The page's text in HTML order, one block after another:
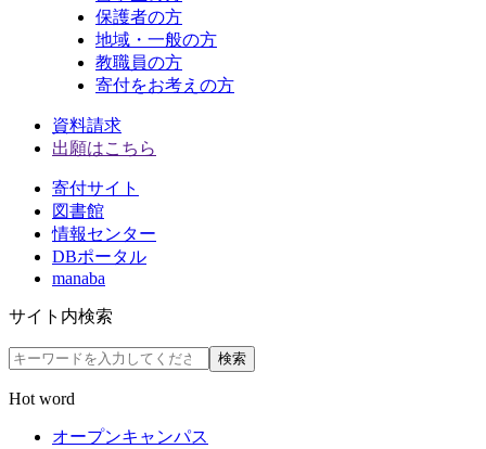
保護者の方
地域・一般の方
教職員の方
寄付をお考えの方
資料請求
出願はこちら
寄付サイト
図書館
情報センター
DBポータル
manaba
サイト内検索
検索
Hot word
オープンキャンパス